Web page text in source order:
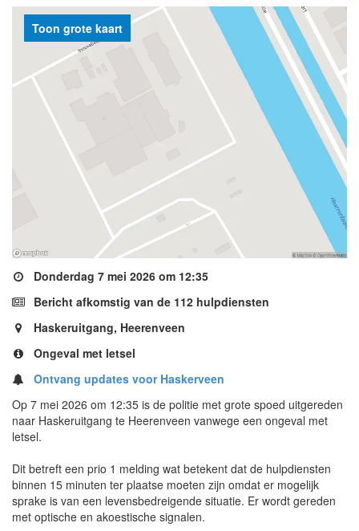
Donderdag 7 mei 2026 om 12:35
Bericht afkomstig van de 112 hulpdiensten
Haskeruitgang, Heerenveen
Ongeval met letsel
Ontvang updates voor Haskerveen
Op 7 mei 2026 om 12:35 is de politie met grote spoed uitgereden
naar Haskeruitgang te Heerenveen vanwege een ongeval met
letsel.
Dit betreft een prio 1 melding wat betekent dat de hulpdiensten
binnen 15 minuten ter plaatse moeten zijn omdat er mogelijk
sprake is van een levensbedreigende situatie. Er wordt gereden
met optische en akoestische signalen.
Toon grote kaart